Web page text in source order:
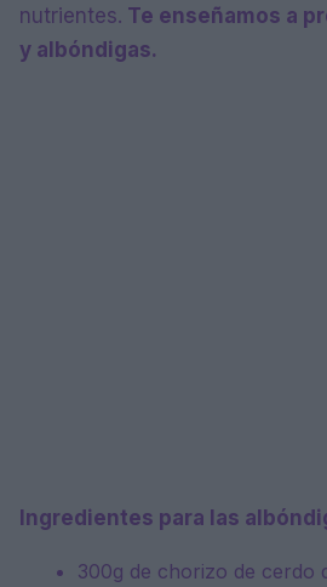
nutrientes. Te enseñamos a
y albóndigas.
Ingredientes para las
300g de chorizo ​​de cerdo